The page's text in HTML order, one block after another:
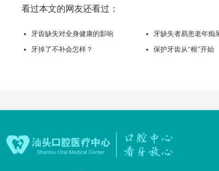
看过本文的网友还看过：
牙齿缺失对全身健康的影响 牙缺失者易患老年痴
牙掉了不补会怎样？ 保护牙齿从“根”开始